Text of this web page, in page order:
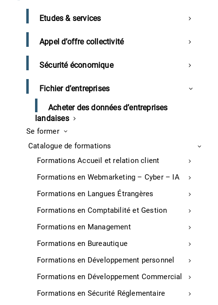
Etudes & services
Appel d’offre collectivité
Sécurité économique
Fichier d’entreprises
Acheter des données d’entreprises
landaises
Se former
Catalogue de formations
Formations Accueil et relation client
Formations en Webmarketing – Cyber – IA
Formations en Langues Étrangères
Formations en Comptabilité et Gestion
Formations en Management
Formations en Bureautique
Formations en Développement personnel
Formations en Développement Commercial
Formations en Sécurité Réglementaire
La Déclaration Sociale Nominative (DSN) est
une obligation légale essentielle mais complexe
pour les entreprises. Un manque de
son établissement peuvent entraîner des
sanctions financières et compromettre les
relations avec les organismes sociaux. De plus,
entreprises à des risques de non-conformité et
d’inefficacité.
Pourquoi choisir cette formation ?
Comprendre le fonctionnement de la
erreurs